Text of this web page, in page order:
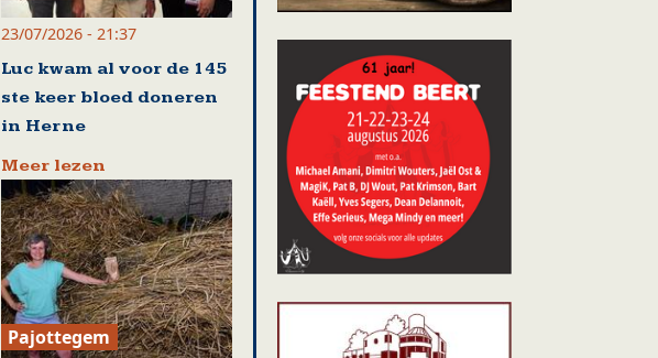
23/07/2026 - 21:37
Luc kwam al voor de 145
ste keer bloed doneren
in Herne
Meer lezen
Pajottegem